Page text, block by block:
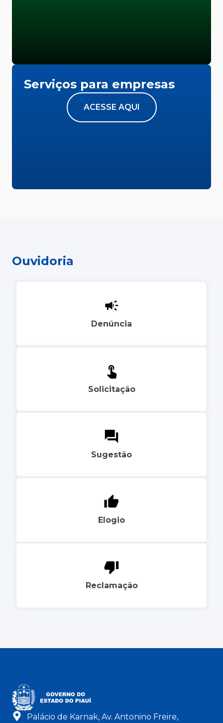
Serviços para empresas
ACESSE AQUI
Ouvidoria
Denúncia
Solicitação
Sugestão
Elogio
Reclamação
Palácio de Karnak, Av. Antonino Freire,